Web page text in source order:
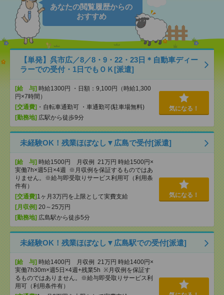
あなたの閲覧履歴からの
おすすめ
【単発】呉市広／8／8・9・22・23日＊自動車ディー
ラーでの受付・1日でもＯＫ[派遣]
[給 与] 時給1300円 ・日額：9,100円（時給1,300
円×7時間）
[交通費] ・自転車通勤可 ・車通勤可(駐車場無料)
[勤務地] 広駅から徒歩9分
気になる！
未経験OK！残業ほぼなし▼広島で受付[派遣]
[給 与] 時給1500円 月収例 21万円 時給1500円×
実働7h×週5日×4週 ※月収例を保証するものではあ
りません。※給与即受取りサービス利用可（利用条
件有）
[交通費] 1ヶ月3万円を上限として実費支給
[月収例] 20～25万円
[勤務地] 広島駅から徒歩5分
気になる！
未経験OK！残業ほぼなし▼広島駅での受付[派遣]
[給 与] 時給1400円 月収例 21万円 時給1400円×
実働7h30m×週5日×4週+残業5h ※月収例を保証す
るものではありません。※給与即受取りサービス利
用可（利用条件有）